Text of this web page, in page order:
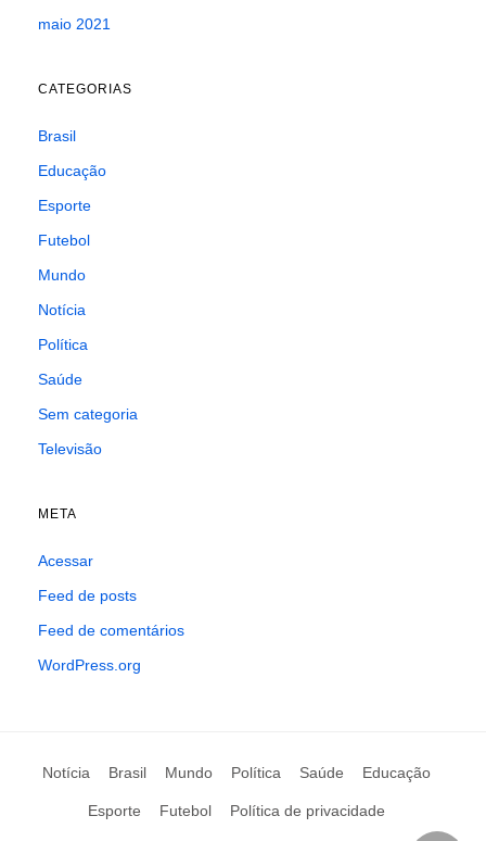
maio 2021
CATEGORIAS
Brasil
Educação
Esporte
Futebol
Mundo
Notícia
Política
Saúde
Sem categoria
Televisão
META
Acessar
Feed de posts
Feed de comentários
WordPress.org
Notícia Brasil Mundo Política Saúde Educação
Esporte Futebol Política de privacidade